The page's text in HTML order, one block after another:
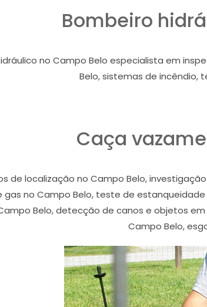
Bombeiro
no Campo Belo especialista em
Belo, sistemas de incêndio,
Caça
de localização no Campo Belo,
gas no Campo Belo, teste de
Belo, detecção de canos e objetos
Campo Belo,